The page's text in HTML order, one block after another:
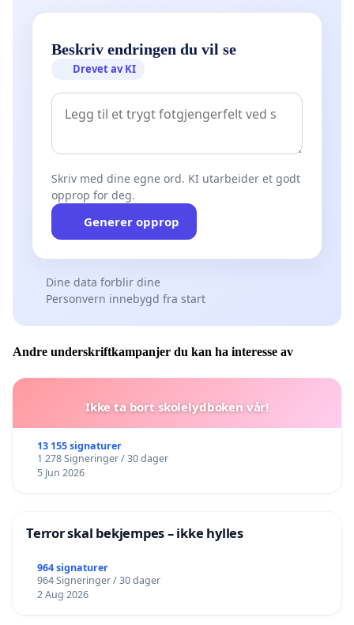
Beskriv endringen du vil se
Drevet av KI
Skriv med dine egne ord. KI utarbeider et godt
opprop for deg.
Generer opprop
Dine data forblir dine
Personvern innebygd fra start
Andre underskriftkampanjer du kan ha interesse av
Ikke ta bort skolelydboken vår!
13 155 signaturer
1 278 Signeringer / 30 dager
5 Jun 2026
Terror skal bekjempes – ikke hylles
964 signaturer
964 Signeringer / 30 dager
2 Aug 2026